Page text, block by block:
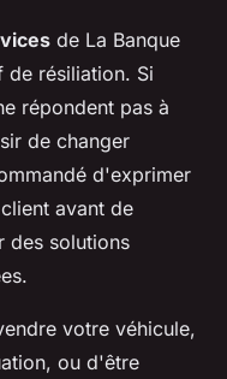
de La Banque
de résiliation. Si
répondent pas à
de changer
d'exprimer
avant de
des solutions
votre véhicule,
ou d'être